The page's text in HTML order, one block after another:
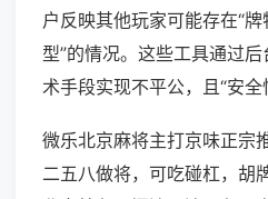
户反映其他玩家可能存在“
型”的情况。这些工具通过
术手段实现不平公，且“安全
微乐北京麻将主打京味正宗
二五八做将，可吃碰杠，胡